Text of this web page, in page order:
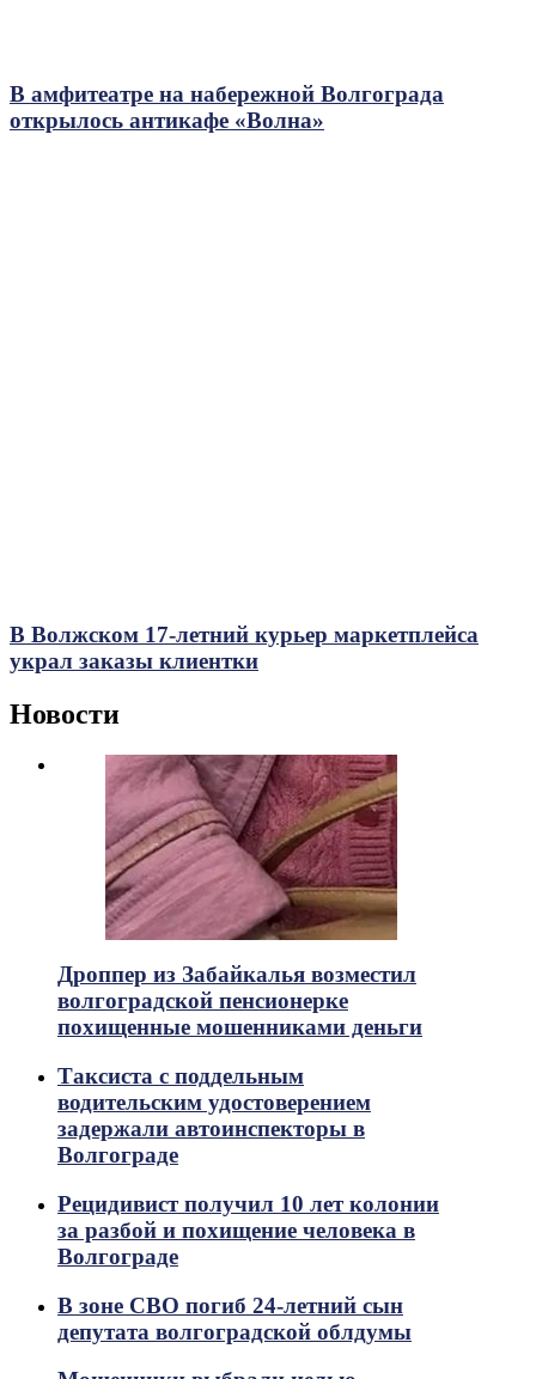
В амфитеатре на набережной Волгограда
открылось антикафе «Волна»
В Волжском 17-летний курьер маркетплейса
украл заказы клиентки
Новости
Дроппер из Забайкалья возместил
волгоградской пенсионерке
похищенные мошенниками деньги
Таксиста с поддельным
водительским удостоверением
задержали автоинспекторы в
Волгограде
Рецидивист получил 10 лет колонии
за разбой и похищение человека в
Волгограде
В зоне СВО погиб 24-летний сын
депутата волгоградской облдумы